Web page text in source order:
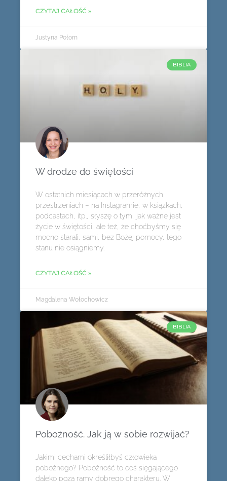
CZYTAJ CAŁOŚĆ »
Justyna Połom
BIBLIA
W drodze do świętości
W ostatnich miesiącach w przeróżnych
przestrzeniach – na Instagramie, w książkach,
podcastach, itp., słyszę o tym, jak ważne jest
życie w świętości, ale też, że choćbyśmy się
mocno starali, sami, bez Bożej pomocy, tego
stanu nie osiągniemy.
CZYTAJ CAŁOŚĆ »
Magdalena Wołochowicz
BIBLIA
Pobożność. Jak ją w sobie rozwijać?
Jakimi cechami określiłbyś człowieka
pobożnego? Pobożność to coś sięgającego
daleko poza ramy dobrego charakteru. W